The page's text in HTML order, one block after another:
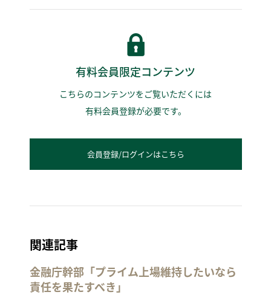
有料会員限定コンテンツ
こちらのコンテンツをご覧いただくには
有料会員登録が必要です。
会員登録/ログインはこちら
関連記事
金融庁幹部「プライム上場維持したいなら
責任を果たすべき」